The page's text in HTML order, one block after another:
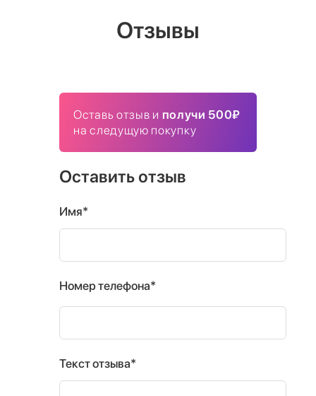
Отзывы
Оставь отзыв и получи 500₽
на следущую покупку
Оставить отзыв
Имя*
Номер телефона*
Текст отзыва*